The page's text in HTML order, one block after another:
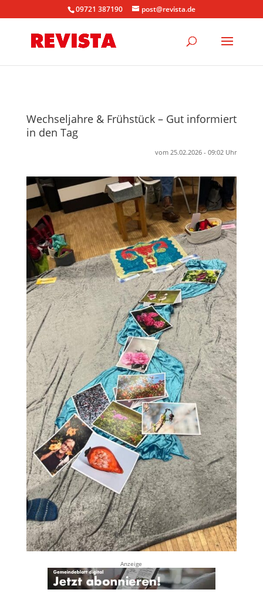
09721 387190 post@revista.de
Wechseljahre & Frühstück – Gut informiert
in den Tag
vom 25.02.2026 - 09:02 Uhr
Anzeige